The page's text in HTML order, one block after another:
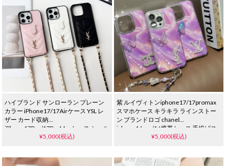
ハイブランド サンローラン プレーン
カラー iPhone17/17Airケース YSL レ
ザー カード収納
iPhone17Pro/17ProMaxケース ショル
ダーストラップ付き iPhone
¥5,000(税込)
紫 ルイヴィトンiphone17/17promax
スマホケース キラキラ ラインストー
ン ブランドロゴ chanel
iphone16pro/16携帯ケース 手提げス
トラップ 落下防止 蝶柄 ゼリー アクリ
¥5,000(税込)